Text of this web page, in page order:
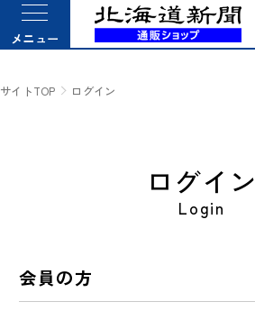
メニュー
サイトTOP ログイン
ログイン
Login
会員の方